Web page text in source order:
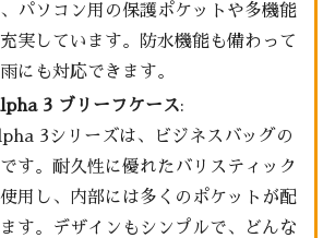
パソコン用の保護ポケットや多機能
実しています。防水機能も備わって
にも対応できます。
3 ブリーフケース:
3シリーズは、ビジネスバッグの
す。耐久性に優れたバリスティック
用し、内部には多くのポケットが配
す。デザインもシンプルで、どんな